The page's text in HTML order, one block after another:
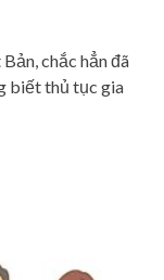
chắc hẳn đã
biết thủ tục gia